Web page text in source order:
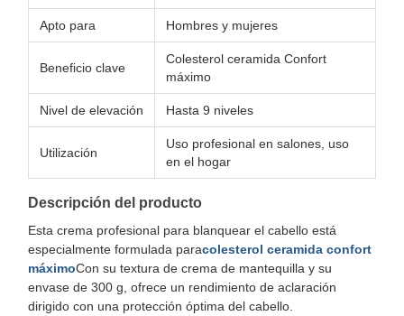
Apto para Hombres y mujeres
Beneficio clave
Colesterol ceramida Confort
máximo
Nivel de elevación Hasta 9 niveles
Utilización
Uso profesional en salones, uso
en el hogar
Descripción del producto
Esta crema profesional para blanquear el cabello está
especialmente formulada paracolesterol ceramida confort
máximoCon su textura de crema de mantequilla y su
envase de 300 g, ofrece un rendimiento de aclaración
dirigido con una protección óptima del cabello.